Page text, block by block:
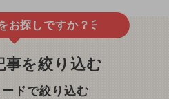
お探しですか？
事を絞り込む
ドで絞り込む